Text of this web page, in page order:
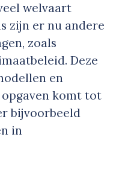
welvaart
zijn er nu andere
zoals
Deze
en
komt tot
bijvoorbeeld
in